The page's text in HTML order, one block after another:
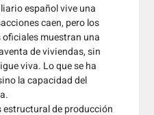
español vive una
caen, pero los
muestran una
de viviendas, sin
viva. Lo que se ha
la capacidad del
de producción